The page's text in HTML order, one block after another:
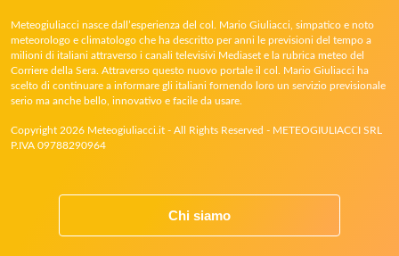
Meteogiuliacci nasce dall’esperienza del col. Mario Giuliacci, simpatico e noto
meteorologo e climatologo che ha descritto per anni le previsioni del tempo a
milioni di italiani attraverso i canali televisivi Mediaset e la rubrica meteo del
Corriere della Sera. Attraverso questo nuovo portale il col. Mario Giuliacci ha
scelto di continuare a informare gli italiani fornendo loro un servizio previsionale
serio ma anche bello, innovativo e facile da usare.
Copyright 2026 Meteogiuliacci.it - All Rights Reserved - METEOGIULIACCI SRL
P.IVA 09788290964
Chi siamo